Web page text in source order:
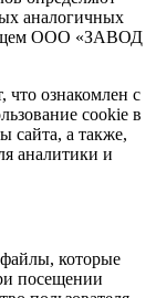
аналогичных
ООО «ЗАВОД
что ознакомлен с
cookie в
сайта, а также,
аналитики и
которые
посещении